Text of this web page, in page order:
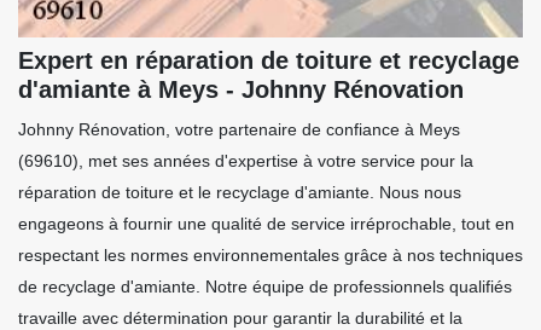
Expert en réparation de toiture et recyclage
d'amiante à Meys - Johnny Rénovation
Johnny Rénovation, votre partenaire de confiance à Meys
(69610), met ses années d'expertise à votre service pour la
réparation de toiture et le recyclage d'amiante. Nous nous
engageons à fournir une qualité de service irréprochable, tout en
respectant les normes environnementales grâce à nos techniques
de recyclage d'amiante. Notre équipe de professionnels qualifiés
travaille avec détermination pour garantir la durabilité et la